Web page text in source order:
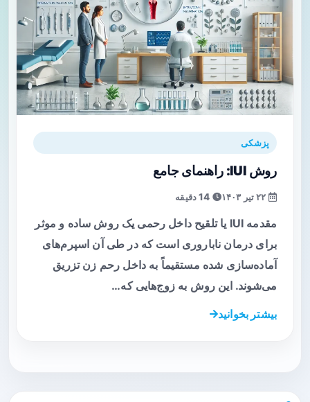
پزشکی
روش IUI: راهنمای جامع
مقدمه IUI یا تلقیح داخل رحمی یک روش ساده و موثر
برای درمان ناباروری است که در طی آن اسپرم‌های
آماده‌سازی شده مستقیماً به داخل رحم زن تزریق
می‌شوند. این روش به زوج‌هایی که…
بیشتر بخوانید